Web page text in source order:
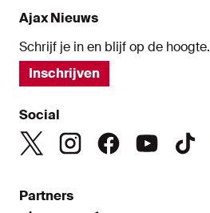
Ajax Nieuws
Schrijf je in en blijf op de hoogte.
Inschrijven
Social
Partners